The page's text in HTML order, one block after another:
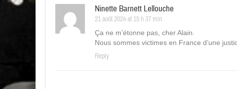
Ninette Barnett Lellouche
21 août 2024 at 15 h 37 min
Ça ne m’étonne pas, cher Alain.
Nous sommes victimes en France d’une
Reply